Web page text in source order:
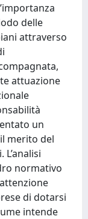
delle
attraverso
attuazione
un
merito del
normativo
di dotarsi
intende